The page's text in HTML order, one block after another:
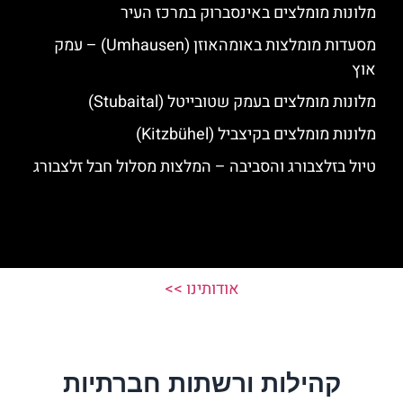
מלונות מומלצים באינסברוק במרכז העיר
מסעדות מומלצות באומהאוזן (Umhausen) – עמק
אוץ
מלונות מומלצים בעמק שטובייטל (Stubaital)
מלונות מומלצים בקיצביל (Kitzbühel)
טיול בזלצבורג והסביבה – המלצות מסלול חבל זלצבורג
אודותינו >>
קהילות ורשתות חברתיות